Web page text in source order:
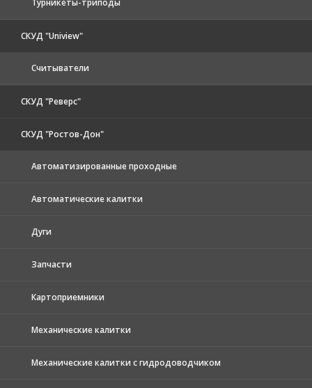
СКУД "Uniview"
Считыватели
СКУД "Реверс"
СКУД "Ростов-Дон"
Автоматизированные проходные
Автоматические калитки
Дуги
Запчасти
Картоприемники
Механические калитки
Механические калитки с гидродоводчиком